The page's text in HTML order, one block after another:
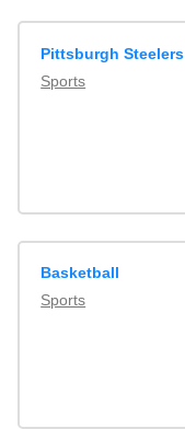
Pittsburgh Steelers
Sports
Basketball
Sports